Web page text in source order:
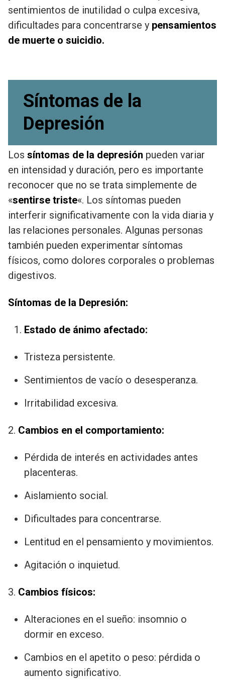
sentimientos de inutilidad o culpa excesiva,
dificultades para concentrarse y pensamientos
de muerte o suicidio.
Síntomas de la
Depresión
Los síntomas de la depresión pueden variar
en intensidad y duración, pero es importante
reconocer que no se trata simplemente de
«sentirse triste«. Los síntomas pueden
interferir significativamente con la vida diaria y
las relaciones personales. Algunas personas
también pueden experimentar síntomas
físicos, como dolores corporales o problemas
digestivos.
Síntomas de la Depresión:
Estado de ánimo afectado:
Tristeza persistente.
Sentimientos de vacío o desesperanza.
Irritabilidad excesiva.
2. Cambios en el comportamiento:
Pérdida de interés en actividades antes
placenteras.
Aislamiento social.
Dificultades para concentrarse.
Lentitud en el pensamiento y movimientos.
Agitación o inquietud.
3. Cambios físicos:
Alteraciones en el sueño: insomnio o
dormir en exceso.
Cambios en el apetito o peso: pérdida o
aumento significativo.